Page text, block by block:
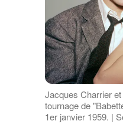
Jacques Charrier
tournage de
1er janvier 1959. |